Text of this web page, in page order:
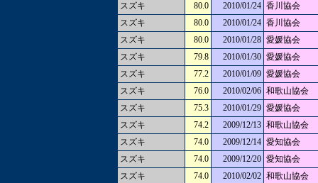
スズキ
80.0 2010/01/24 香川協会
スズキ
80.0 2010/01/24 香川協会
スズキ
80.0 2010/01/28 愛媛協会
スズキ
79.8 2010/01/30 愛媛協会
スズキ
77.2 2010/01/09 愛媛協会
スズキ
76.0 2010/02/06 和歌山協会
スズキ
75.3 2010/01/29 愛媛協会
スズキ
74.2 2009/12/13 和歌山協会
スズキ
74.0 2009/12/14 愛知協会
スズキ
74.0 2009/12/20 愛知協会
スズキ
74.0 2010/02/02 和歌山協会